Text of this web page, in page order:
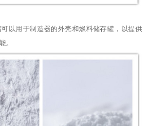
以用于制造器的外壳和燃料储存罐，以提供
。